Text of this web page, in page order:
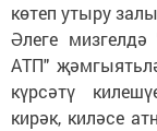
көтеп утыру
Әлеге
АТП"
күрсәтү
кирәк, киләсе